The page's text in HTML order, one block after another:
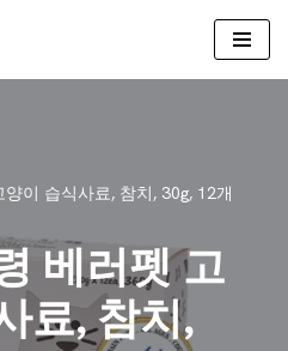
이 습식사료, 참치, 30g, 12개
베러펫 고
료, 참치,